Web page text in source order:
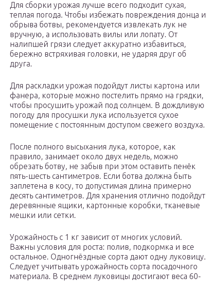
Для сборки урожая лучше всего подходит сухая,
теплая погода. Чтобы избежать повреждения донца и
обрыва ботвы, рекомендуется извлекать лук не
вручную, а использовать вилы или лопату. От
налипшей грязи следует аккуратно избавиться,
бережно встряхивая головки, не ударяя друг об
друга.
Для раскладки урожая подойдут листы картона или
фанера, которые можно постелить прямо на грядки,
чтобы просушить урожай под солнцем. В дождливую
погоду для просушки лука используется сухое
помещение с постоянным доступом свежего воздуха.
После полного высыхания лука, которое, как
правило, занимает около двух недель, можно
обрезать ботву, не забыв при этом оставить пенёк
пять-шесть сантиметров. Если ботва должна быть
заплетена в косу, то допустимая длина примерно
десять сантиметров. Для хранения отлично подойдут
деревянные ящики, картонные коробки, тканевые
мешки или сетки.
Урожайность с 1 кг зависит от многих условий.
Важны условия для роста: полив, подкормка и все
остальное. Одногнёздные сорта дают одну луковицу.
Следует учитывать урожайность сорта посадочного
материала. В среднем луковицы достигают веса 60-